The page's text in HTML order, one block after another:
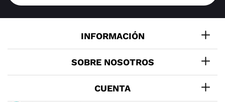
INFORMACIÓN
SOBRE NOSOTROS
CUENTA